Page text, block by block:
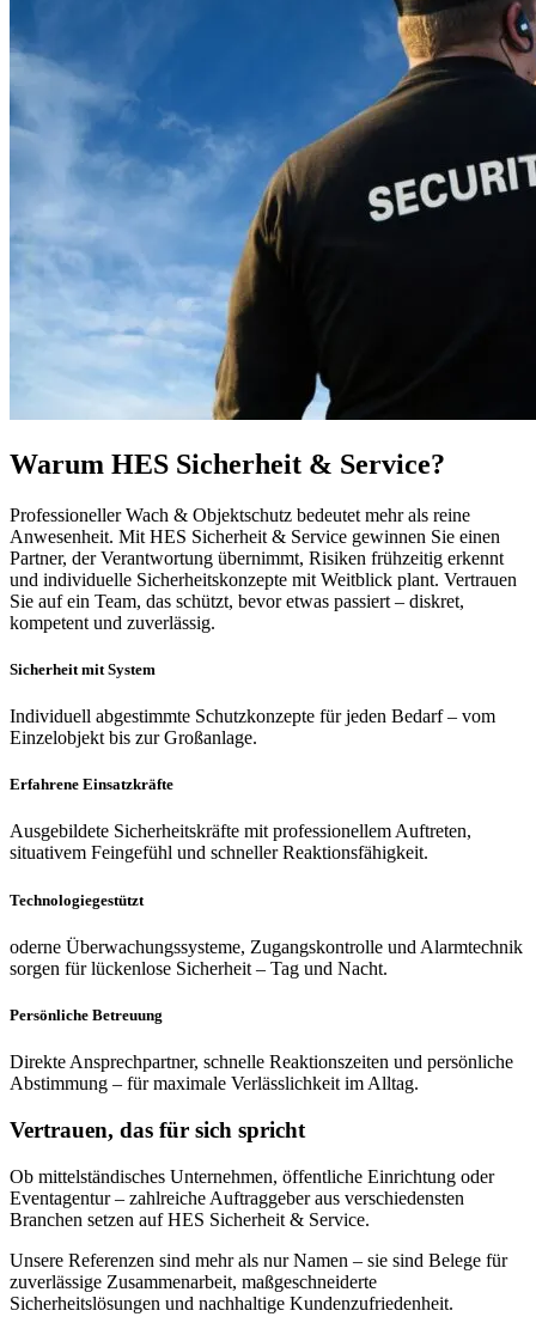
Warum HES Sicherheit & Service?
Professioneller Wach & Objektschutz bedeutet mehr als reine
Anwesenheit. Mit HES Sicherheit & Service gewinnen Sie einen
Partner, der Verantwortung übernimmt, Risiken frühzeitig erkennt
und individuelle Sicherheitskonzepte mit Weitblick plant. Vertrauen
Sie auf ein Team, das schützt, bevor etwas passiert – diskret,
kompetent und zuverlässig.
Sicherheit mit System
Individuell abgestimmte Schutzkonzepte für jeden Bedarf – vom
Einzelobjekt bis zur Großanlage.
Erfahrene Einsatzkräfte
Ausgebildete Sicherheitskräfte mit professionellem Auftreten,
situativem Feingefühl und schneller Reaktionsfähigkeit.
Technologiegestützt
oderne Überwachungssysteme, Zugangskontrolle und Alarmtechnik
sorgen für lückenlose Sicherheit – Tag und Nacht.
Persönliche Betreuung
Direkte Ansprechpartner, schnelle Reaktionszeiten und persönliche
Abstimmung – für maximale Verlässlichkeit im Alltag.
Vertrauen, das für sich spricht
Ob mittelständisches Unternehmen, öffentliche Einrichtung oder
Eventagentur – zahlreiche Auftraggeber aus verschiedensten
Branchen setzen auf HES Sicherheit & Service.
Unsere Referenzen sind mehr als nur Namen – sie sind Belege für
zuverlässige Zusammenarbeit, maßgeschneiderte
Sicherheitslösungen und nachhaltige Kundenzufriedenheit.